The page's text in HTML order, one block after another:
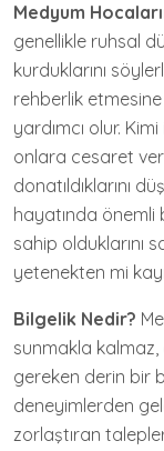
Medyum
genellikle ruhsal
kurduklarını
rehberlik
yardımcı olur.
onlara cesaret
donatıldıklarını
hayatında
sahip olduklarını
yetenekten mi
Bilgelik Nedir?
sunmakla kalmaz,
gereken derin bir
deneyimlerden
zorlaştıran